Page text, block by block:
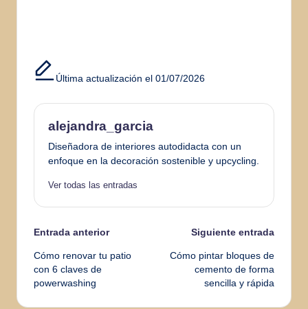
Última actualización el 01/07/2026
alejandra_garcia
Diseñadora de interiores autodidacta con un
enfoque en la decoración sostenible y upcycling.
Ver todas las entradas
Navegación
de
entradas
Entrada anterior
Cómo renovar tu patio
con 6 claves de
powerwashing
Siguiente entrada
Cómo pintar bloques de
cemento de forma
sencilla y rápida